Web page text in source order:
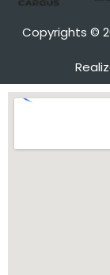
Copyrights ©